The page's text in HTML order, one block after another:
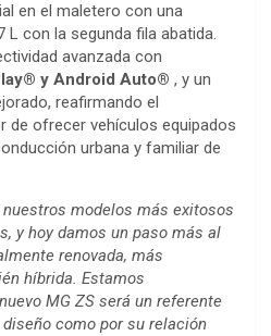
en el maletero con una
L con la segunda fila abatida.
avanzada con
y Android Auto® , y un
reafirmando el
de ofrecer vehículos equipados
urbana y familiar de
nuestros modelos más exitosos
y hoy damos un paso más al
renovada, más
híbrida. Estamos
MG ZS será un referente
como por su relación